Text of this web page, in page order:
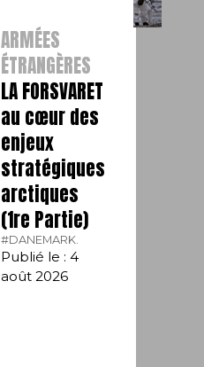
ARMÉES
ÉTRANGÈRES
LA FORSVARET
au cœur des
enjeux
stratégiques
arctiques
(1re Partie)
#DANEMARK.
Publié le : 4
août 2026